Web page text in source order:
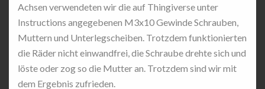
Achsen verwendeten wir die auf Thingiverse unter
Instructions angegebenen M3x10 Gewinde Schrauben,
Muttern und Unterlegscheiben. Trotzdem funktionierten
die Räder nicht einwandfrei, die Schraube drehte sich und
löste oder zog so die Mutter an. Trotzdem sind wir mit
dem Ergebnis zufrieden.